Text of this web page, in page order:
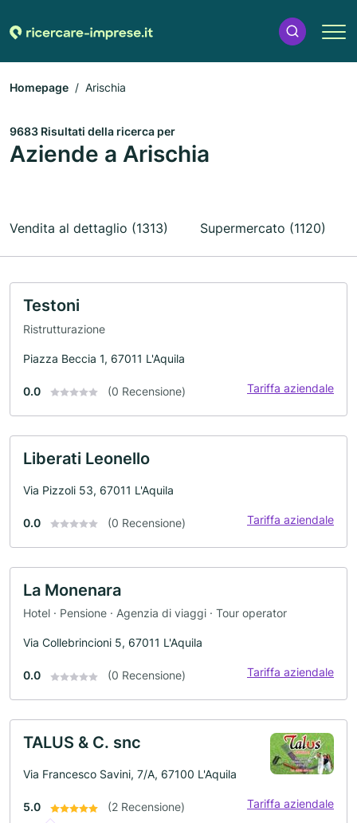
Homepage Arischia
9683 Risultati della ricerca per
Aziende a Arischia
Vendita al dettaglio (1313) Supermercato (1120)
Testoni
Ristrutturazione
Piazza Beccia 1, 67011 L'Aquila
0.0 (0 Recensione) Tariffa aziendale
Liberati Leonello
Via Pizzoli 53, 67011 L'Aquila
0.0 (0 Recensione) Tariffa aziendale
La Monenara
Hotel · Pensione · Agenzia di viaggi · Tour operator
Via Collebrincioni 5, 67011 L'Aquila
0.0 (0 Recensione) Tariffa aziendale
TALUS & C. snc
Via Francesco Savini, 7/A, 67100 L'Aquila
5.0 (2 Recensione) Tariffa aziendale